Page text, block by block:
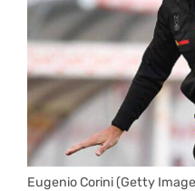
Eugenio Corini (Getty